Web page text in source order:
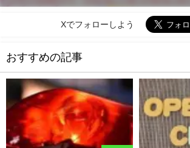
Xでフォローしよう
おすすめの記事